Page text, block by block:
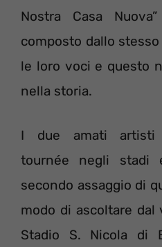
Nostra Casa
composto dallo
le loro voci e questo
nella storia.
I due amati artisti
tournée negli
secondo assaggio di
modo di ascoltare
Stadio S. Nicola di